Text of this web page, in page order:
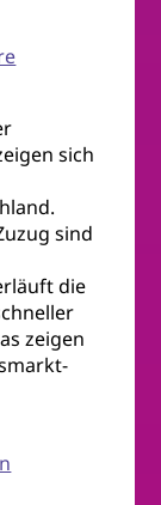
sich
sind
die
zeigen